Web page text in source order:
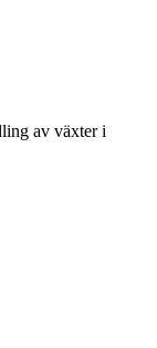
av växter i